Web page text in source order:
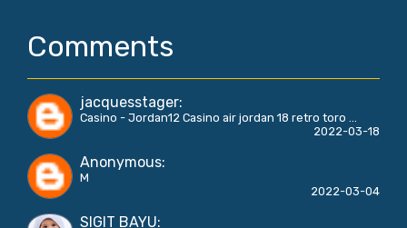
Comments
jacquesstager:
Casino - Jordan12 Casino air jordan 18 retro toro ...
2022-03-18
Anonymous:
M
2022-03-04
SIGIT BAYU: